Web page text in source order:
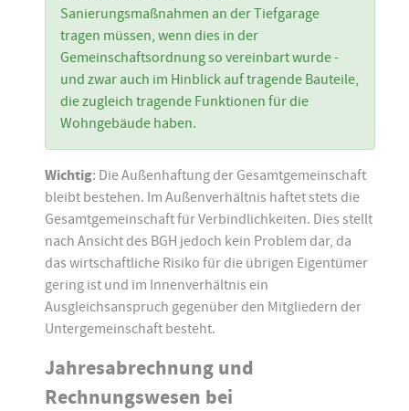
Sanierungsmaßnahmen an der Tiefgarage
tragen müssen, wenn dies in der
Gemeinschaftsordnung so vereinbart wurde -
und zwar auch im Hinblick auf tragende Bauteile,
die zugleich tragende Funktionen für die
Wohngebäude haben.
Wichtig: Die Außenhaftung der Gesamtgemeinschaft
bleibt bestehen. Im Außenverhältnis haftet stets die
Gesamtgemeinschaft für Verbindlichkeiten. Dies stellt
nach Ansicht des BGH jedoch kein Problem dar, da
das wirtschaftliche Risiko für die übrigen Eigentümer
gering ist und im Innenverhältnis ein
Ausgleichsanspruch gegenüber den Mitgliedern der
Untergemeinschaft besteht.
Jahresabrechnung und
Rechnungswesen bei